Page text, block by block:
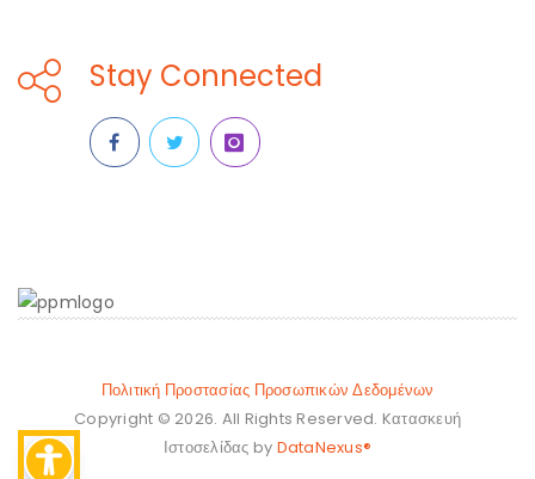
Stay Connected
Πολιτική Προστασίας Προσωπικών Δεδομένων
Copyright © 2026. All Rights Reserved. Kατασκευή
Ιστοσελίδας by DataNexus®